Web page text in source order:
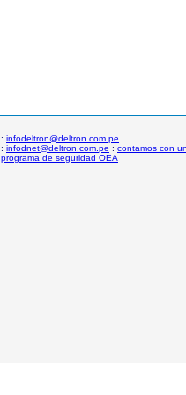
: infodeltron@deltron.com.pe
: infodnet@deltron.com.pe : contamos con
programa de seguridad OEA